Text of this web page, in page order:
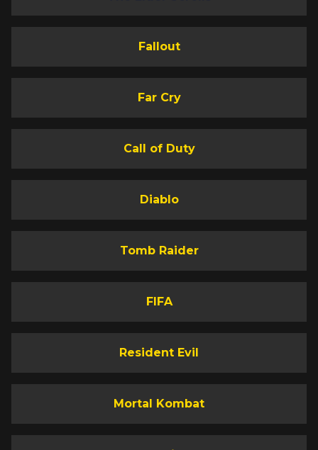
Fallout
Far Cry
Call of Duty
Diablo
Tomb Raider
FIFA
Resident Evil
Mortal Kombat